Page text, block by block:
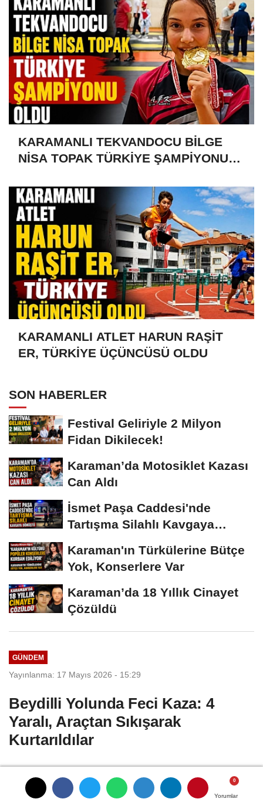
Yorumlar
Yorumlar
Yorumlar
KARAMANLI TEKVANDOCU BİLGE
NİSA TOPAK TÜRKİYE ŞAMPİYONU
KARAMANLI ATLET HARUN RAŞİT
ER, TÜRKİYE ÜÇÜNCÜSÜ OLDU
SON HABERLER
Festival Geliriyle 2 Milyon
Fidan Dikilecek!
Karaman’da Motosiklet Kazası
Can Aldı
İsmet Paşa Caddesi'nde
Tartışma Silahlı Kavgaya
Karaman'ın Türkülerine Bütçe
Yok, Konserlere Var
Karaman’da 18 Yıllık Cinayet
Çözüldü
GÜNDEM
Yayınlanma: 17 Mayıs 2026 - 15:29
Beydilli Yolunda Feci Kaza: 4
Yaralı, Araçtan Sıkışarak
Kurtarıldılar
çarpışması sonucu meydana gelen trafik
Yorumlar